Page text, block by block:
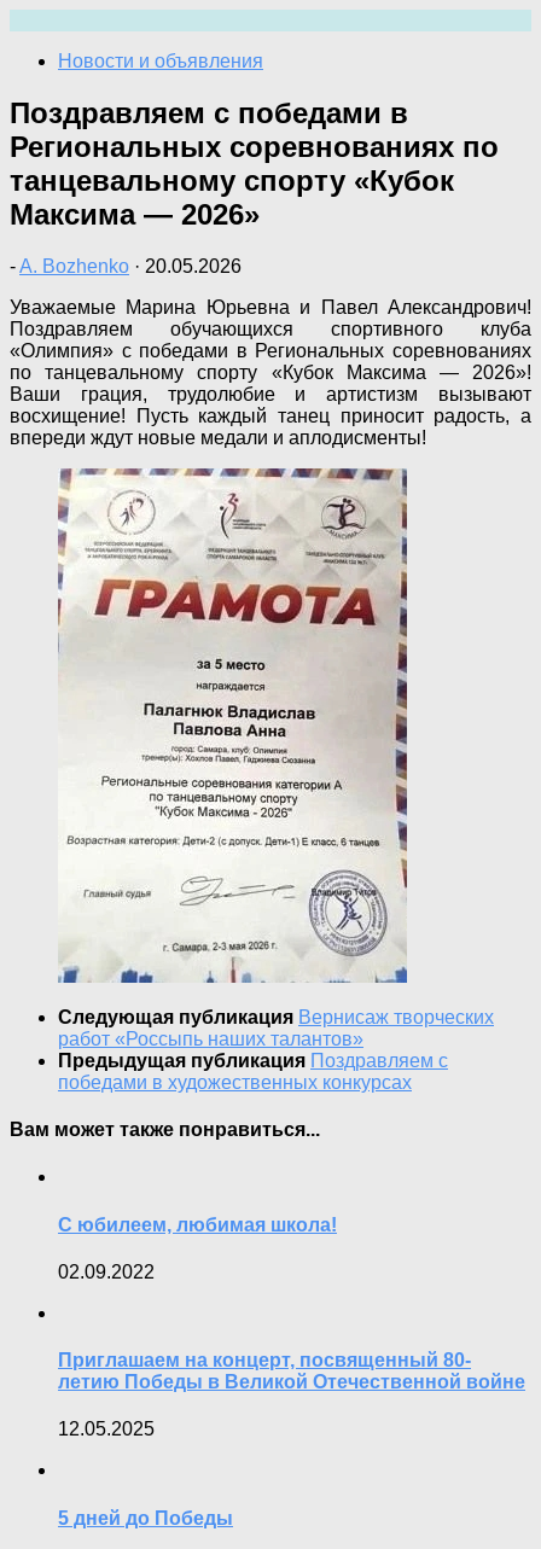
содержимому
Новости и объявления
Поздравляем с победами в
Региональных соревнованиях по
танцевальному спорту «Кубок
Максима — 2026»
-A. Bozhenko · 20.05.2026
Уважаемые Марина Юрьевна и Павел Александрович!
Поздравляем обучающихся спортивного клуба
«Олимпия» с победами в Региональных соревнованиях
по танцевальному спорту «Кубок Максима — 2026»!
Ваши грация, трудолюбие и артистизм вызывают
восхищение! Пусть каждый танец приносит радость, а
впереди ждут новые медали и аплодисменты!
Следующая публикация Вернисаж творческих
работ «Россыпь наших талантов»
Предыдущая публикация Поздравляем с
победами в художественных конкурсах
Вам может также понравиться...
С юбилеем, любимая школа!
02.09.2022
Приглашаем на концерт, посвященный 80-
летию Победы в Великой Отечественной войне
12.05.2025
5 дней до Победы